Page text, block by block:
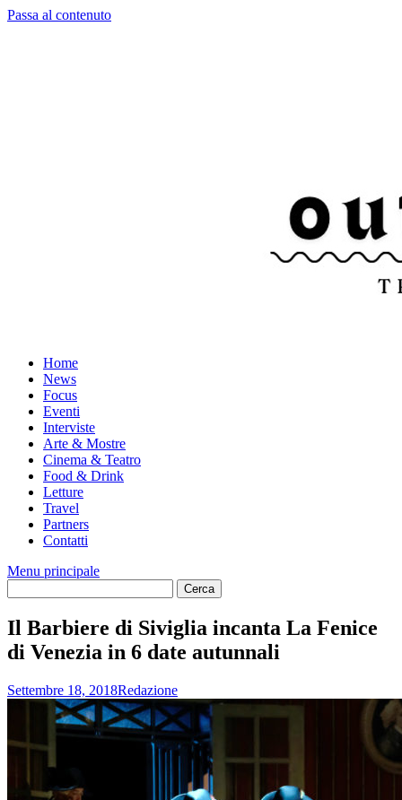
Passa al contenuto
Home
News
Focus
Eventi
Interviste
Arte & Mostre
Cinema & Teatro
Food & Drink
Letture
Travel
Partners
Contatti
Menu principale
Il Barbiere di Siviglia incanta La Fenice
di Venezia in 6 date autunnali
Settembre 18, 2018Redazione